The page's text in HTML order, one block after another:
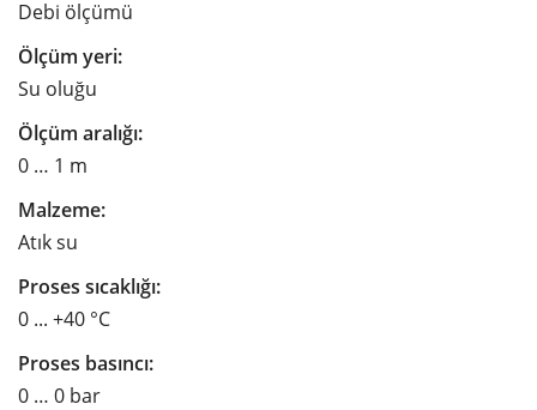
Debi ölçümü
Ölçüm yeri:
Su oluğu
Ölçüm aralığı:
0 … 1 m
Malzeme:
Atık su
Proses sıcaklığı:
0 ... +40 °C
Proses basıncı:
0 … 0 bar